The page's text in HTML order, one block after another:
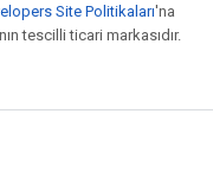
Site Politikaları'na
tescilli ticari markasıdır.